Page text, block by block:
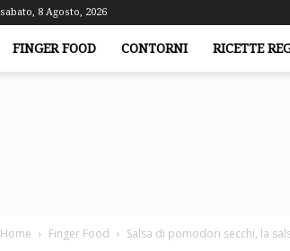
sabato, 8 Agosto, 2026
FINGER FOOD CONTORNI RICETTE
Home Finger Food Salsa di pomodori secchi, la